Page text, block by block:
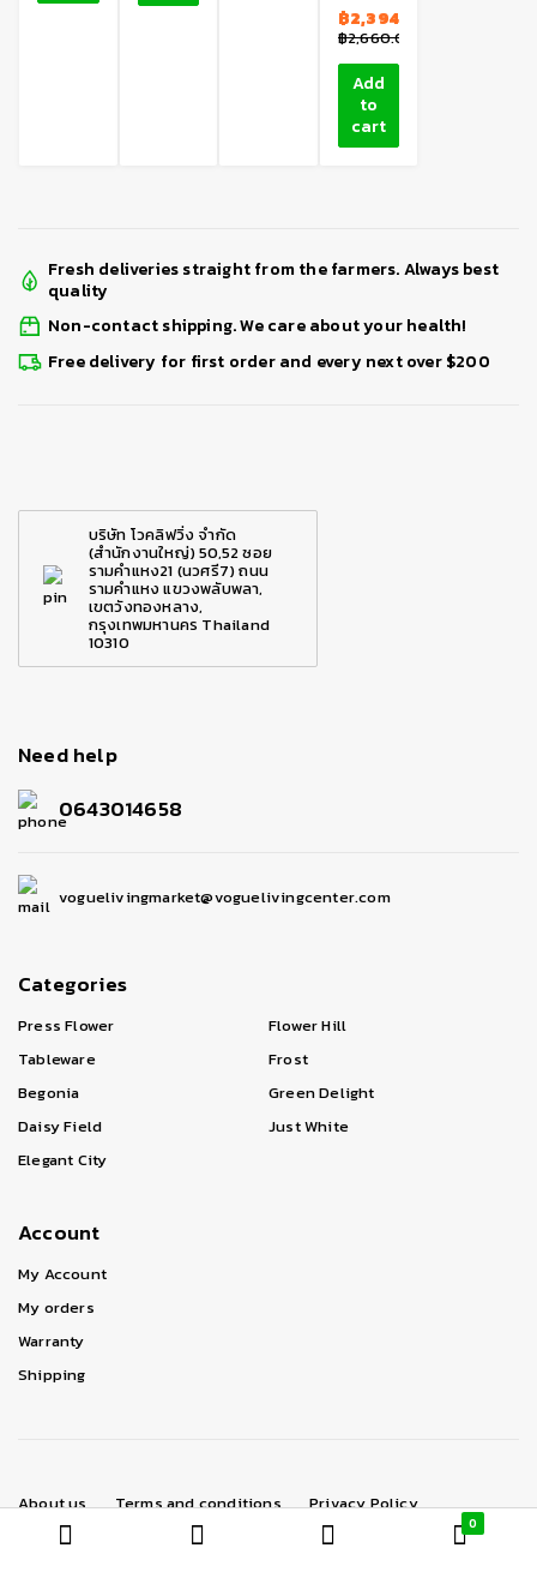
฿2,660.00
฿2,394.00
Add
to
cart
Fresh deliveries straight from the farmers. Always best
quality
Non-contact shipping. We care about your health!
Free delivery for first order and every next over $200
บริษัท โวคลิฟวิ่ง จำกัด
(สำนักงานใหญ่) 50,52 ซอย
รามคำแหง21 (นวศรี7) ถนน
รามคำแหง แขวงพลับพลา,
เขตวังทองหลาง,
กรุงเทพมหานคร Thailand
10310
Need help
0643014658
voguelivingmarket@voguelivingcenter.com
Categories
Press Flower
Tableware
Begonia
Daisy Field
Elegant City
Flower Hill
Frost
Green Delight
Just White
Account
My Account
My orders
Warranty
Shipping
About us Terms and conditions
Privacy Policy
How to order
0